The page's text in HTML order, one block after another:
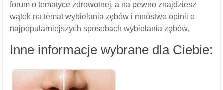
forum o tematyce zdrowotnej, a na pewno znajdziesz
wątek na temat wybielania zębów i mnóstwo opinii o
najpopularniejszych sposobach wybielania zębów.
Inne informacje wybrane dla Ciebie: